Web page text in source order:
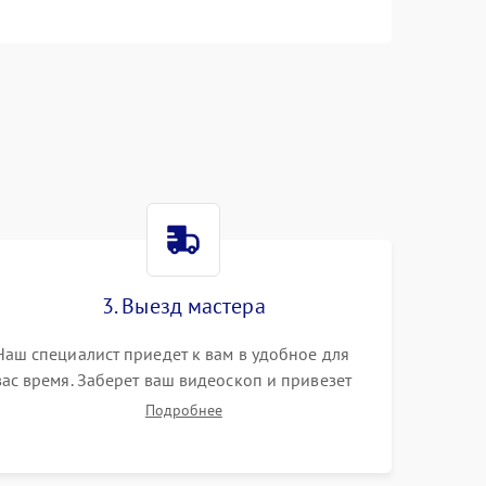
Подробнее →
Подробнее →
1500 ₽ Подробнее →
3. Выезд мастера
специалист приедет к вам в удобное для
время. Заберет ваш видеоскоп и привезет
на склад для диагностики.
Подробнее